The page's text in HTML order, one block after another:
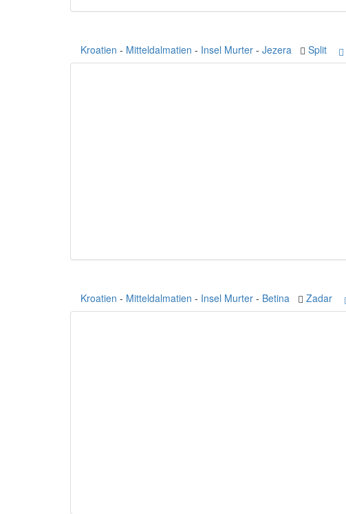
Kroatien - Mitteldalmatien - Insel Murter - Jezera Split
Kroatien - Mitteldalmatien - Insel Murter - Betina Zadar